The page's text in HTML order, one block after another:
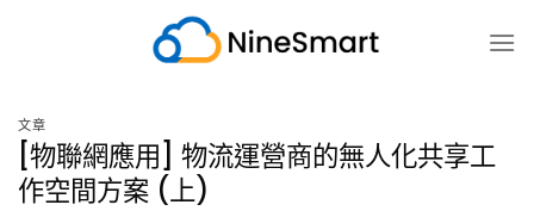
文章
[物聯網應用] 物流運營商的無人化共享工
作空間方案 (上)